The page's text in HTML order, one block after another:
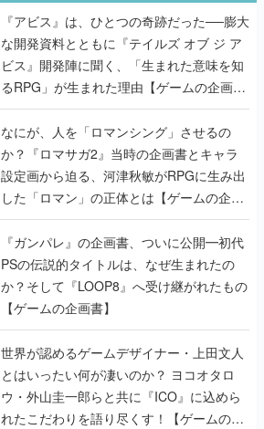
『アビス』は、ひとつの奇跡だった──膨大
な開発資料とともに『テイルズ オブ ジ ア
ビス』開発陣に聞く、「生まれた意味を知
るRPG」が生まれた理由【ゲームの企画
書】
なにが、人を「ロマンシング」させるの
か？『ロマサガ2』当時の企画書とキャラ
設定画から迫る、河津秋敏がRPGに生み出
した「ロマン」の正体とは【ゲームの企画
書】
『ガンパレ』の企画書、ついに公開━初代
PSの伝説的タイトルは、なぜ生まれたの
か？そして『LOOP8』へ受け継がれたもの
【ゲームの企画書】
世界が認めるゲームデザイナー・上田文人
とはいったい何が凄いのか？ ヨコオタロ
ウ・外山圭一郎らと共に『ICO』に込めら
れたこだわりを語り尽くす！【ゲームの企